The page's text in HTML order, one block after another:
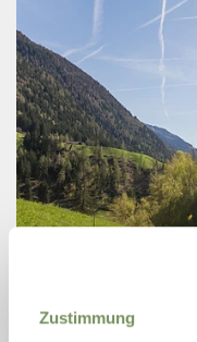
Zustimmung
Die Burganlage aus dem